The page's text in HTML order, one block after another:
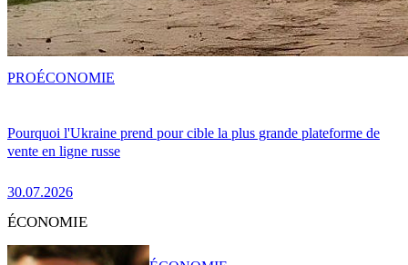
Pourquoi l'Ukraine prend pour cible la plus grande plateforme de
vente en ligne russe
30.07.2026
PROÉCONOMIE
ÉCONOMIE